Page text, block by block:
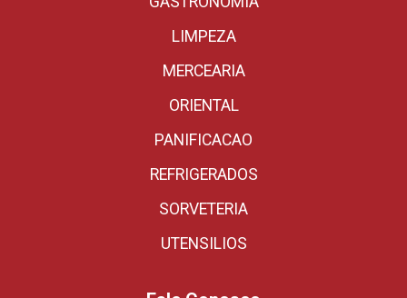
LIMPEZA
MERCEARIA
ORIENTAL
PANIFICACAO
REFRIGERADOS
SORVETERIA
UTENSILIOS